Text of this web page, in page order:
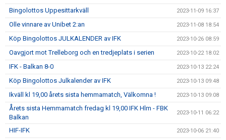
Bingolottos Uppesittarkväll
2023-11-09 16:37
Olle vinnare av Unibet 2:an 2023-11-08 18:54
Köp Bingolottos JULKALENDER av IFK 2023-10-26 08:59
Oavgjort mot Trelleborg och en tredjeplats i serien 2023-10-22 18:02
IFK - Balkan 8-0 2023-10-13 22:24
Köp Bingolottos Julkalender av IFK 2023-10-13 09:48
Ikväll kl 19,00 årets sista hemmamatch, Välkomna ! 2023-10-13 09:08
Årets sista Hemmamatch fredag kl 19,00 IFK Hlm - FBK
Balkan
2023-10-11 06:22
HIF-IFK 2023-10-06 21:40